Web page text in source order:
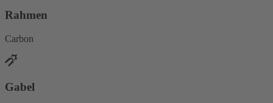
Rahmen
Carbon
Gabel